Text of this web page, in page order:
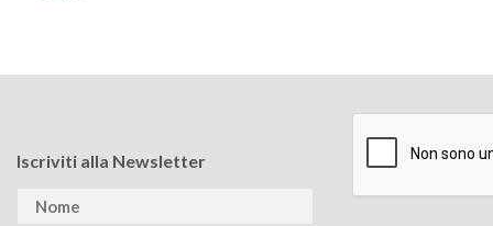
Iscriviti alla Newsletter